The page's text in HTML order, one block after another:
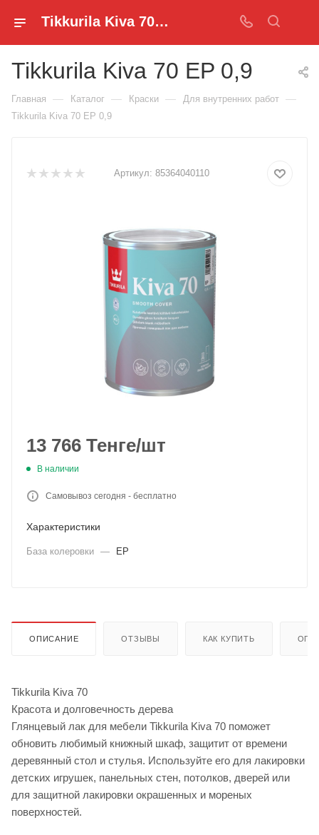
Tikkurila Kiva 70 купить в optimus - OPTIMUS KZ
Tikkurila Kiva 70 EP 0,9
Главная — Каталог — Краски — Для внутренних работ —
Tikkurila Kiva 70 EP 0,9
Артикул: 85364040110
13 766 Тенге/шт
В наличии
Самовывоз сегодня - бесплатно
Характеристики
База колеровки — EP
ОПИСАНИЕ ОТЗЫВЫ КАК КУПИТЬ
Tikkurila Kiva 70
Красота и долговечность дерева
Глянцевый лак для мебели Tikkurila Kiva 70 поможет
обновить любимый книжный шкаф, защитит от времени
деревянный стол и стулья. Используйте его для лакировки
детских игрушек, панельных стен, потолков, дверей или
для защитной лакировки окрашенных и мореных
поверхностей.